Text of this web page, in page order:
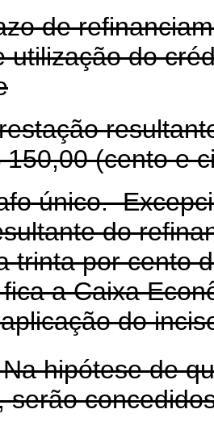
utilização do
resultante
(cento e
do
trinta por cento
a Caixa
do
hipótese de
serão